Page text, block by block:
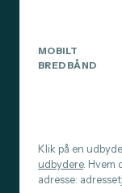
MOBILT
BREDBÅND
Klik på en
udbydere. Hvem
adresse: